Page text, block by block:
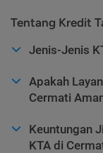
Tentang Kredit
Jenis-Jenis
Apakah
Cermati
Keuntungan
KTA di